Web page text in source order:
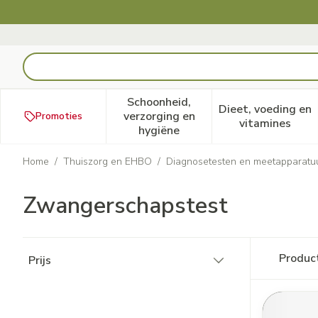
Product, merk, categorie...
Promoties
Schoonheid,
verzorging en
hygiëne
Toon submenu voor
Dieet, voeding en
vitamines
Toon
Home / Thuiszorg en EHBO / Diagnosetesten en
Zwangerschapstest
Prijs